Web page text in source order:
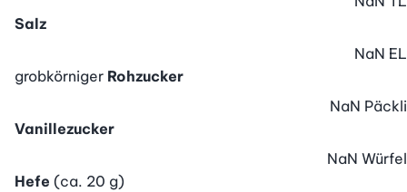
Salz
grobkörniger Rohzucker
NaN EL
Vanillezucker
NaN Päckli
Hefe (ca. 20 g)
NaN Würfel